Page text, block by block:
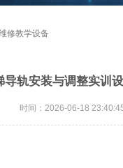
修教学设备
导轨安装与调整实训
时间：2026-06-18